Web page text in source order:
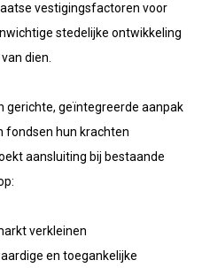
vestigingsfactoren voor
stedelijke ontwikkeling
dien.
gerichte, geïntegreerde aanpak
fondsen hun krachten
aansluiting bij bestaande
verkleinen
en toegankelijke